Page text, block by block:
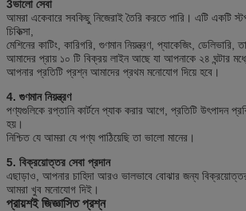
3ভালো সেবা
আমরা একেবারে সবকিছু নিজেরাই তৈরি করতে পারি। এটি একটি
চিকিত্সা,
মেশিনের কাটিং, কারিগরি, গুণমান নিয়ন্ত্রণ, প্যাকেজিং, ডেলিভারি,
আমাদের প্রায় ১০ টি বিক্রয় লাইন আছে যা আপনাকে ২৪ ঘন্টার
আপনার প্রতিটি প্রশ্ন আমাদের প্রথম মনোযোগ দিয়ে হবে।
4. গুণমান নিয়ন্ত্রণ
পণ্যগুলিকে রপ্তানি কার্টনে প্যাক করার আগে, প্রতিটি উৎপাদন
হয়।
নিশ্চিত যে আমরা যে পণ্য পাঠিয়েছি তা ভালো মানের।
5. বিক্রয়োত্তর সেবা প্রদান
এছাড়াও, আপনার চাহিদা আরও ভালভাবে বোঝার জন্য
আমরা খুব মনোযোগ দিই।
প্রায়শই জিজ্ঞাসিত প্রশ্ন